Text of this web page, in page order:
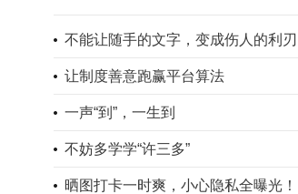
不能让随手的文字，变成伤人的利刃
让制度善意跑赢平台算法
一声“到”，一生到
不妨多学学“许三多”
晒图打卡一时爽，小心隐私全曝光！